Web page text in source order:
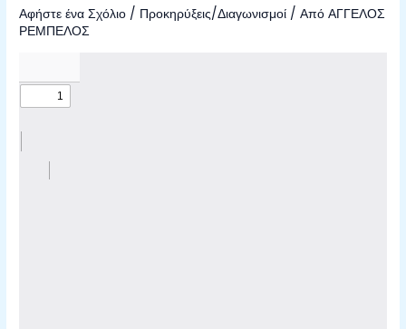
Αφήστε ένα Σχόλιο / Προκηρύξεις/Διαγωνισμοί / ΑπόΑΓΓΕΛΟΣ
ΡΕΜΠΕΛΟΣ